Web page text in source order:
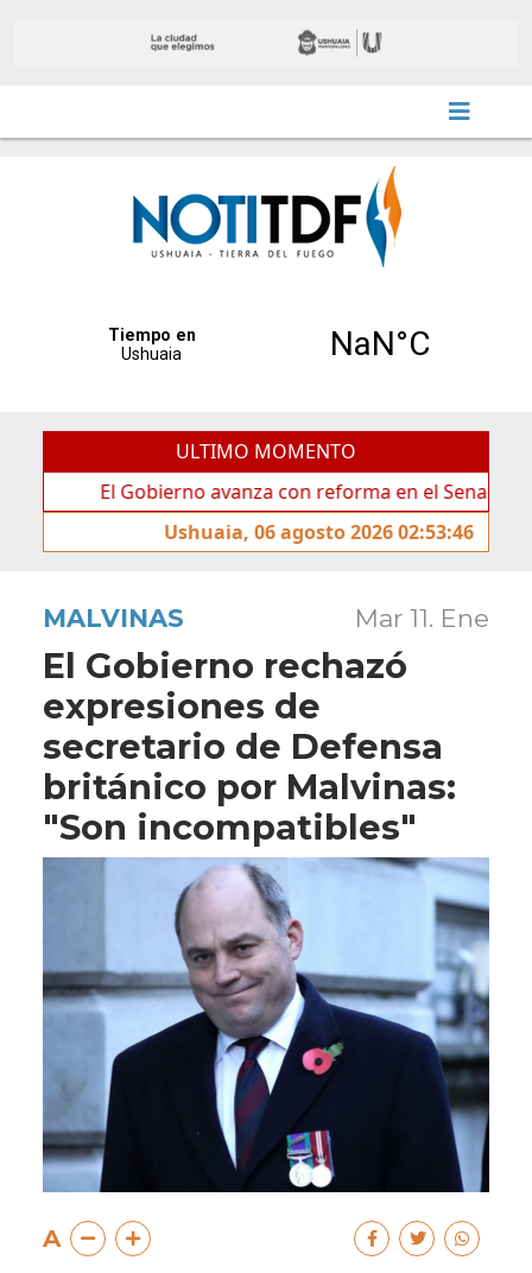
ULTIMO MOMENTO
El Gobierno avanza con reforma en el Senado
Ushuaia, 06 agosto 2026 02:53:46
MALVINAS Mar 11. Ene
El Gobierno rechazó
expresiones de
secretario de Defensa
británico por Malvinas:
"Son incompatibles"
A